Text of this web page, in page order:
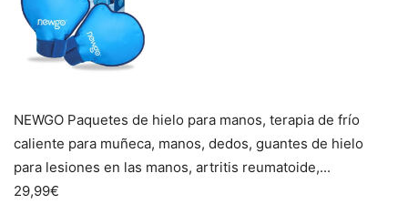
NEWGO Paquetes de hielo para manos, terapia de frío
caliente para muñeca, manos, dedos, guantes de hielo
para lesiones en las manos, artritis reumatoide,...
29,99€